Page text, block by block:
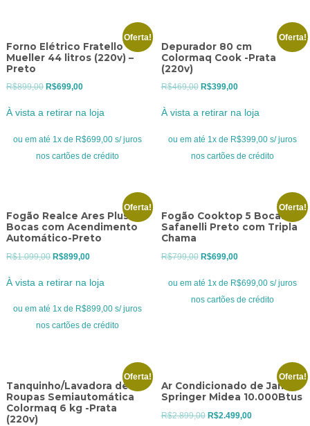
Oferta!
Forno Elétrico Fratello
Mueller 44 litros (220v) –
Preto
R$899,00 O
era:
R$899,00.
R$699,00O
atual
é:
R$699,00.
À vista a retirar na loja
ou em até 1x de R$699,00 s/ juros
nos cartões de crédito
Oferta!
Depurador 80 cm
Colormaq Cook -Prata
(220v)
R$469,00 O
era:
R$469,00.
R$399,00O
atual
é:
R$399,00.
À vista a retirar na loja
ou em até 1x de R$399,00 s/ juros
nos cartões de crédito
Oferta!
Fogão Realce Ares Plus 4
Bocas com Acendimento
Automático-Preto
R$1.099,00 O
era:
R$1.099,00.
R$899,00O
atual
é:
R$899,00.
À vista a retirar na loja
ou em até 1x de R$899,00 s/ juros
nos cartões de crédito
Oferta!
Fogão Cooktop 5 Bocas
Safanelli Preto com Tripla
Chama
R$799,00 OR$699,00O
atual
ou em até 1x de R$699,00 s/ juros
nos cartões de crédito
Oferta!
Tanquinho/Lavadora de
Roupas Semiautomática
Colormaq 6 kg -Prata
(220v)
Oferta!
Ar Condicionado de Janela
Springer Midea 10.000Btus
R$2.899,00 OR$2.499,00O